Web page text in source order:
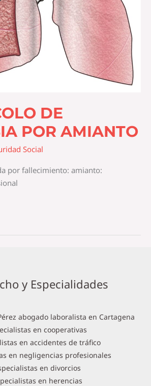
DE
POR AMIANTO
Social
por fallecimiento: amianto:
y Especialidades
abogado laboralista en Cartagena
en cooperativas
en accidentes de tráfico
en negligencias profesionales
en divorcios
en herencias